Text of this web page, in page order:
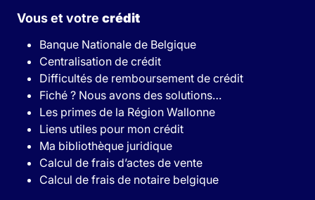
Vous et votre crédit
Banque Nationale de Belgique
Centralisation de crédit
Difficultés de remboursement de crédit
Fiché ? Nous avons des solutions…
Les primes de la Région Wallonne
Liens utiles pour mon crédit
Ma bibliothèque juridique
Calcul de frais d’actes de vente
Calcul de frais de notaire belgique